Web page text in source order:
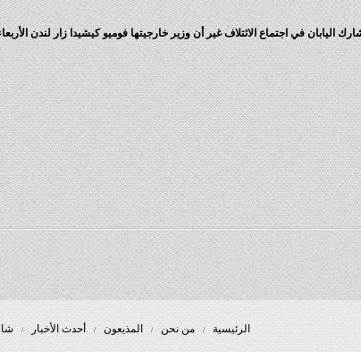
في اجتماع الائتلاف غير أن وزير خارجيتها فوميو كيشيدا زار لندن
الرئيسية من نحن المذيعون أحدث الأخبار